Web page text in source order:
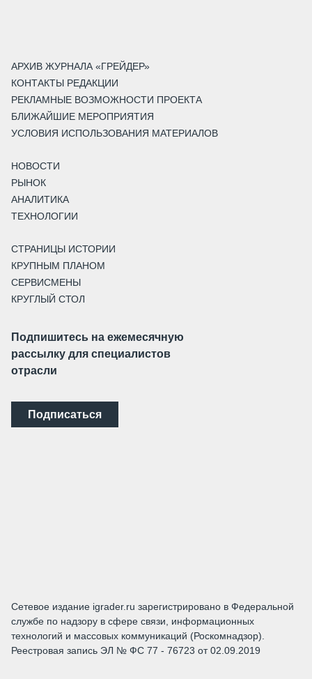
АРХИВ ЖУРНАЛА «ГРЕЙДЕР»
КОНТАКТЫ РЕДАКЦИИ
РЕКЛАМНЫЕ ВОЗМОЖНОСТИ ПРОЕКТА
БЛИЖАЙШИЕ МЕРОПРИЯТИЯ
УСЛОВИЯ ИСПОЛЬЗОВАНИЯ МАТЕРИАЛОВ
НОВОСТИ
РЫНОК
АНАЛИТИКА
ТЕХНОЛОГИИ
СТРАНИЦЫ ИСТОРИИ
КРУПНЫМ ПЛАНОМ
СЕРВИСМЕНЫ
КРУГЛЫЙ СТОЛ
Подпишитесь на ежемесячную
рассылку для специалистов
отрасли
Подписаться
Сетевое издание igrader.ru зарегистрировано в Федеральной
службе по надзору в сфере связи, информационных
технологий и массовых коммуникаций (Роскомнадзор).
Реестровая запись ЭЛ № ФС 77 - 76723 от 02.09.2019